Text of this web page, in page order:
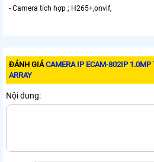
- Camera tích hợp ; H265+,onvif,
ĐÁNH GIÁCAMERA IP ECAM-802IP
ARRAY
Nội dung: